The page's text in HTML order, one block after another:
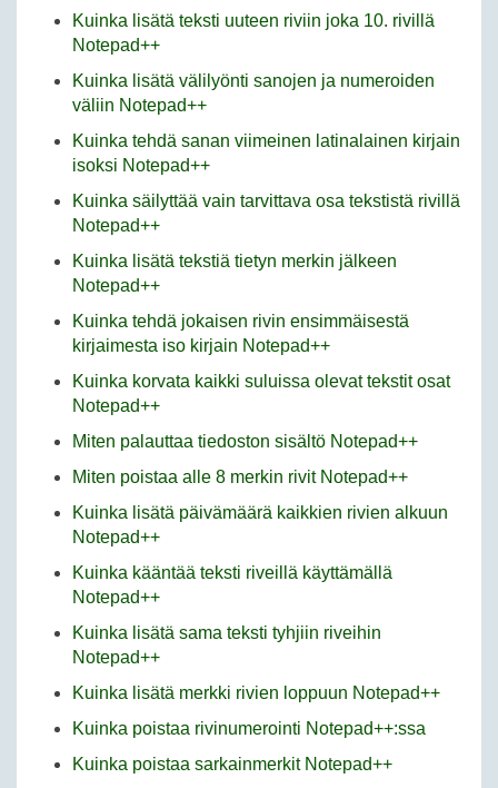
Kuinka lisätä teksti uuteen riviin joka 10. rivillä
Notepad++
Kuinka lisätä välilyönti sanojen ja numeroiden
väliin Notepad++
Kuinka tehdä sanan viimeinen latinalainen kirjain
isoksi Notepad++
Kuinka säilyttää vain tarvittava osa tekstistä rivillä
Notepad++
Kuinka lisätä tekstiä tietyn merkin jälkeen
Notepad++
Kuinka tehdä jokaisen rivin ensimmäisestä
kirjaimesta iso kirjain Notepad++
Kuinka korvata kaikki suluissa olevat tekstit osat
Notepad++
Miten palauttaa tiedoston sisältö Notepad++
Miten poistaa alle 8 merkin rivit Notepad++
Kuinka lisätä päivämäärä kaikkien rivien alkuun
Notepad++
Kuinka kääntää teksti riveillä käyttämällä
Notepad++
Kuinka lisätä sama teksti tyhjiin riveihin
Notepad++
Kuinka lisätä merkki rivien loppuun Notepad++
Kuinka poistaa rivinumerointi Notepad++:ssa
Kuinka poistaa sarkainmerkit Notepad++